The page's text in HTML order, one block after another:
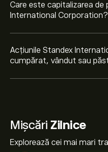
Care este capitalizarea de
International Corporation?
Acțiunile Standex
cumpărat, vândut sau
Mișcări Zilnice
Explorează cei mai mari